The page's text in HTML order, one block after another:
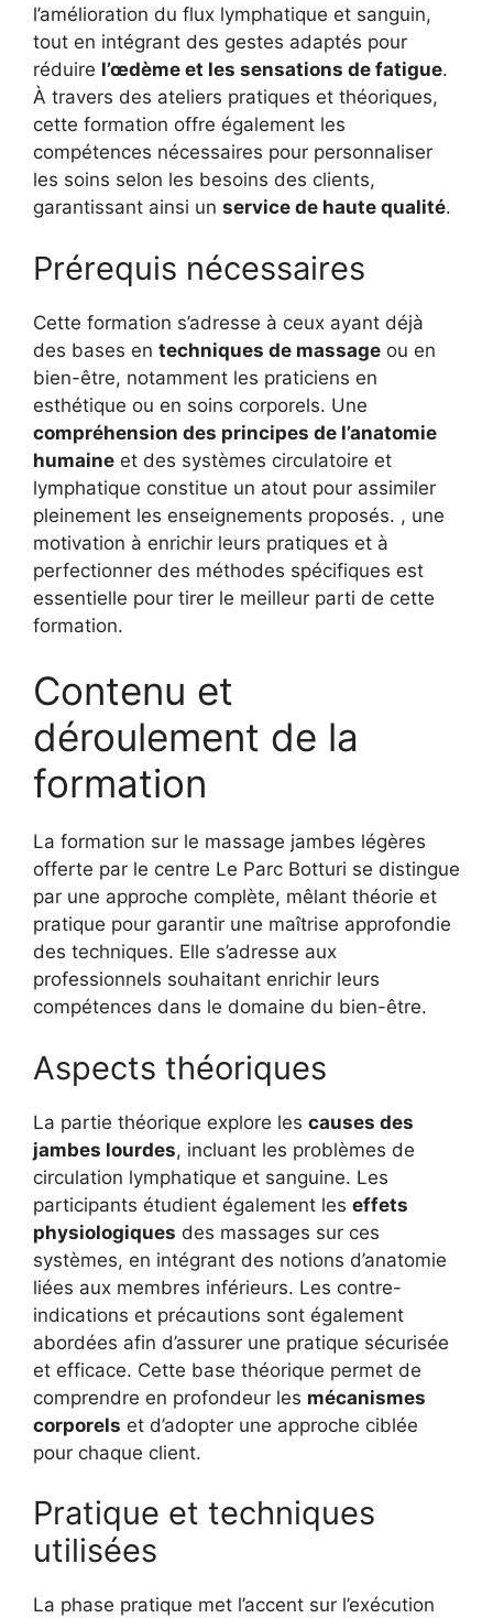
l’amélioration du flux lymphatique et sanguin,
tout en intégrant des gestes adaptés pour
réduire l’œdème et les sensations de fatigue.
À travers des ateliers pratiques et théoriques,
cette formation offre également les
compétences nécessaires pour personnaliser
les soins selon les besoins des clients,
garantissant ainsi un service de haute qualité.
Prérequis nécessaires
Cette formation s’adresse à ceux ayant déjà
des bases en techniques de massage ou en
bien-être, notamment les praticiens en
esthétique ou en soins corporels. Une
compréhension des principes de l’anatomie
humaine et des systèmes circulatoire et
lymphatique constitue un atout pour assimiler
pleinement les enseignements proposés. , une
motivation à enrichir leurs pratiques et à
perfectionner des méthodes spécifiques est
essentielle pour tirer le meilleur parti de cette
formation.
Contenu et
déroulement de la
formation
La formation sur le massage jambes légères
offerte par le centre Le Parc Botturi se distingue
par une approche complète, mêlant théorie et
pratique pour garantir une maîtrise approfondie
des techniques. Elle s’adresse aux
professionnels souhaitant enrichir leurs
compétences dans le domaine du bien-être.
Aspects théoriques
La partie théorique explore les causes des
jambes lourdes, incluant les problèmes de
circulation lymphatique et sanguine. Les
participants étudient également les effets
physiologiques des massages sur ces
systèmes, en intégrant des notions d’anatomie
liées aux membres inférieurs. Les contre-
indications et précautions sont également
abordées afin d’assurer une pratique sécurisée
et efficace. Cette base théorique permet de
comprendre en profondeur les mécanismes
corporels et d’adopter une approche ciblée
pour chaque client.
Pratique et techniques
utilisées
La phase pratique met l’accent sur l’exécution